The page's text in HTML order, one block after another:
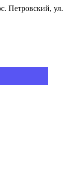
Петровский, ул.